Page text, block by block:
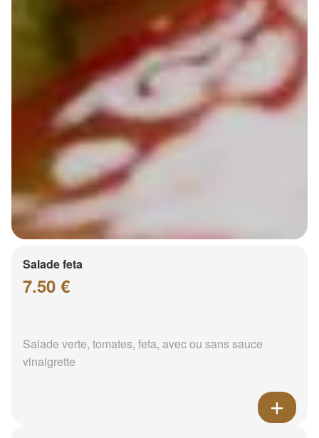
Salade feta
7.50 €
Salade verte, tomates, feta, avec ou sans sauce
vinaigrette